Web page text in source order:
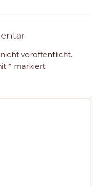
veröffentlicht.
* markiert